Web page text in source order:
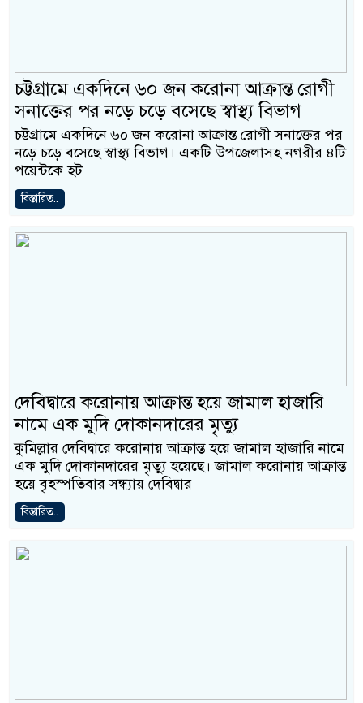
চট্টগ্রামে একদিনে ৬০ জন করোনা আক্রান্ত রোগী
সনাক্তের পর নড়ে চড়ে বসেছে স্বাস্থ্য বিভাগ
চট্টগ্রামে একদিনে ৬০ জন করোনা আক্রান্ত রোগী সনাক্তের পর
নড়ে চড়ে বসেছে স্বাস্থ্য বিভাগ। একটি উপজেলাসহ নগরীর ৪টি
পয়েন্টকে হট
বিস্তারিত..
দেবিদ্বারে করোনায় আক্রান্ত হয়ে জামাল হাজারি
নামে এক মুদি দোকানদারের মৃত্যু
কুমিল্লার দেবিদ্বারে করোনায় আক্রান্ত হয়ে জামাল হাজারি নামে
এক মুদি দোকানদারের মৃত্যু হয়েছে। জামাল করোনায় আক্রান্ত
হয়ে বৃহস্পতিবার সন্ধ্যায় দেবিদ্বার
বিস্তারিত..